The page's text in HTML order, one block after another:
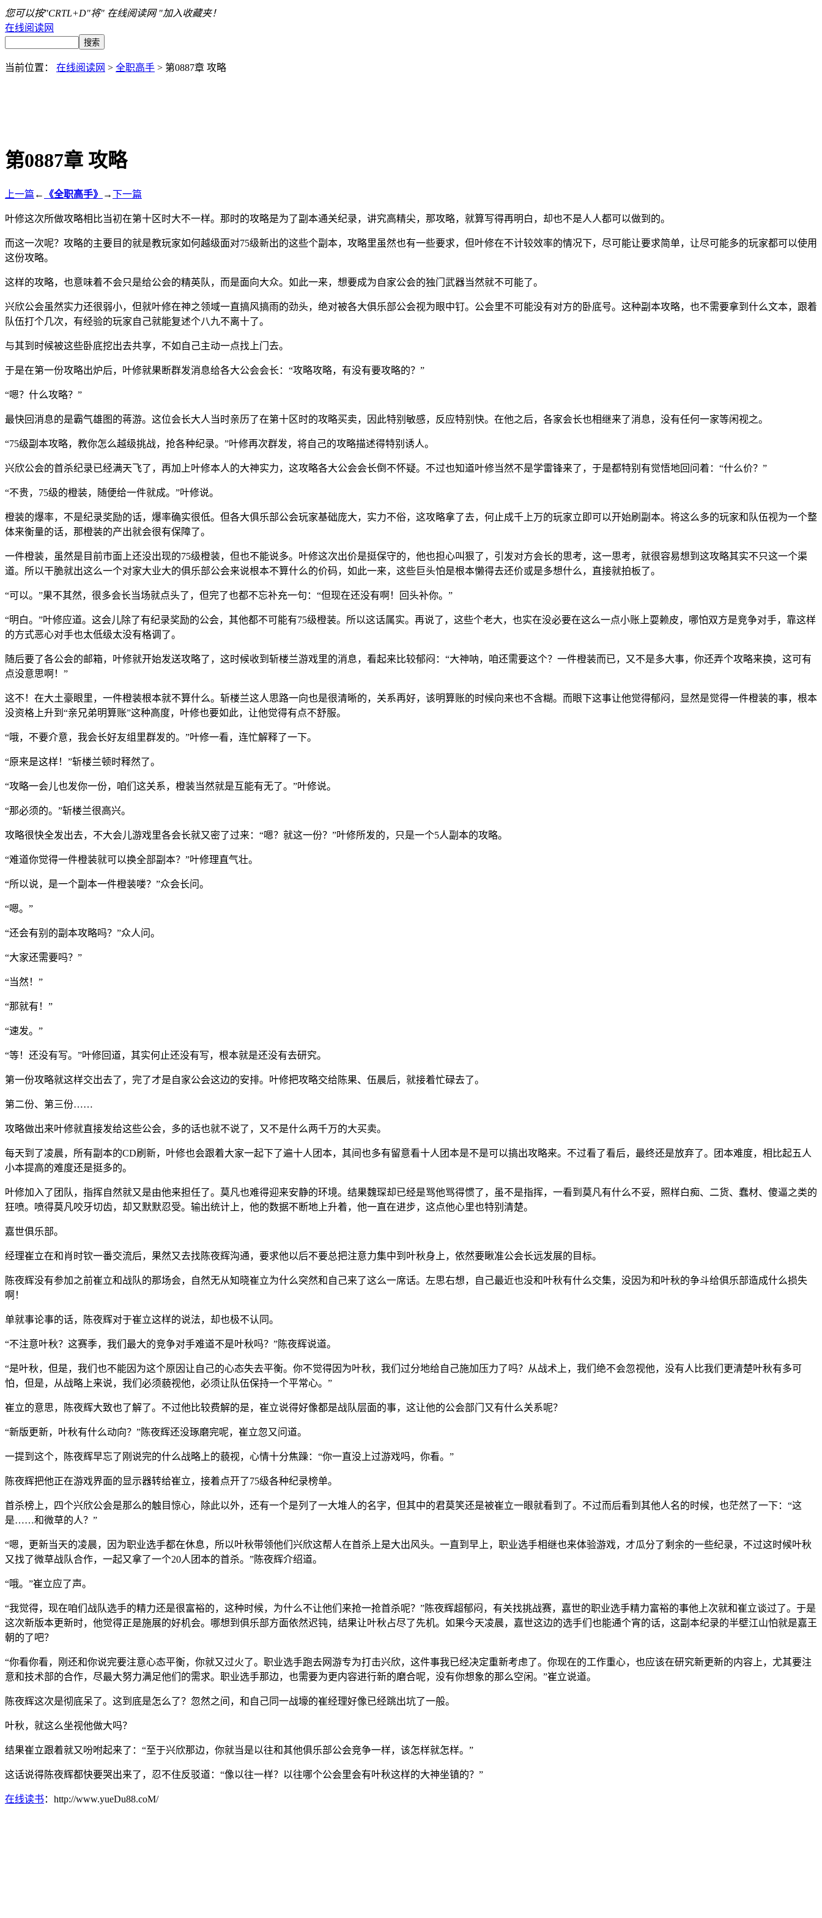
您可以按"CRTL+D"将" 在线阅读网 "加入收藏夹！
在线阅读网
当前位置： 在线阅读网 > 全职高手 > 第0887章 攻略
第0887章 攻略
上一篇 ← 《全职高手》 →下一篇
叶修这次所做攻略相比当初在第十区时大不一样。那时的攻略是为了副本通关纪录，讲究高精尖，那攻略，就算写得再明白，却也不是人人都可以做到的。
而这一次呢？攻略的主要目的就是教玩家如何越级面对75级新出的这些个副本，攻略里虽然也有一些要求，但叶修在不计较效率的情况下，尽可能让要求简单，让尽可能多的玩家都可以使用
这份攻略。
这样的攻略，也意味着不会只是给公会的精英队，而是面向大众。如此一来，想要成为自家公会的独门武器当然就不可能了。
兴欣公会虽然实力还很弱小，但就叶修在神之领域一直搞风搞雨的劲头，绝对被各大俱乐部公会视为眼中钉。公会里不可能没有对方的卧底号。这种副本攻略，也不需要拿到什么文本，跟着
队伍打个几次，有经验的玩家自己就能复述个八九不离十了。
与其到时候被这些卧底挖出去共享，不如自己主动一点找上门去。
于是在第一份攻略出炉后，叶修就果断群发消息给各大公会会长：“攻略攻略，有没有要攻略的？”
“嗯？什么攻略？”
最快回消息的是霸气雄图的蒋游。这位会长大人当时亲历了在第十区时的攻略买卖，因此特别敏感，反应特别快。在他之后，各家会长也相继来了消息，没有任何一家等闲视之。
“75级副本攻略，教你怎么越级挑战，抢各种纪录。”叶修再次群发，将自己的攻略描述得特别诱人。
兴欣公会的首杀纪录已经满天飞了，再加上叶修本人的大神实力，这攻略各大公会会长倒不怀疑。不过也知道叶修当然不是学雷锋来了，于是都特别有觉悟地回问着：“什么价？”
“不贵，75级的橙装，随便给一件就成。”叶修说。
橙装的爆率，不是纪录奖励的话，爆率确实很低。但各大俱乐部公会玩家基础庞大，实力不俗，这攻略拿了去，何止成千上万的玩家立即可以开始刷副本。将这么多的玩家和队伍视为一个整
体来衡量的话，那橙装的产出就会很有保障了。
一件橙装，虽然是目前市面上还没出现的75级橙装，但也不能说多。叶修这次出价是挺保守的，他也担心叫狠了，引发对方会长的思考，这一思考，就很容易想到这攻略其实不只这一个渠
道。所以干脆就出这么一个对家大业大的俱乐部公会来说根本不算什么的价码，如此一来，这些巨头怕是根本懒得去还价或是多想什么，直接就拍板了。
“可以。”果不其然，很多会长当场就点头了，但完了也都不忘补充一句：“但现在还没有啊！回头补你。”
“明白。”叶修应道。这会儿除了有纪录奖励的公会，其他都不可能有75级橙装。所以这话属实。再说了，这些个老大，也实在没必要在这么一点小账上耍赖皮，哪怕双方是竞争对手，靠这样
的方式恶心对手也太低级太没有格调了。
随后要了各公会的邮箱，叶修就开始发送攻略了，这时候收到斩楼兰游戏里的消息，看起来比较郁闷：“大神呐，咱还需要这个？一件橙装而已，又不是多大事，你还弄个攻略来换，这可有
点没意思啊！”
这不！在大土豪眼里，一件橙装根本就不算什么。斩楼兰这人思路一向也是很清晰的，关系再好，该明算账的时候向来也不含糊。而眼下这事让他觉得郁闷，显然是觉得一件橙装的事，根本
没资格上升到“亲兄弟明算账”这种高度，叶修也要如此，让他觉得有点不舒服。
“哦，不要介意，我会长好友组里群发的。”叶修一看，连忙解释了一下。
“原来是这样！”斩楼兰顿时释然了。
“攻略一会儿也发你一份，咱们这关系，橙装当然就是互能有无了。”叶修说。
“那必须的。”斩楼兰很高兴。
攻略很快全发出去，不大会儿游戏里各会长就又密了过来：“嗯？就这一份？”叶修所发的，只是一个5人副本的攻略。
“难道你觉得一件橙装就可以换全部副本？”叶修理直气壮。
“所以说，是一个副本一件橙装喽？”众会长问。
“嗯。”
“还会有别的副本攻略吗？”众人问。
“大家还需要吗？”
“当然！”
“那就有！”
“速发。”
“等！还没有写。”叶修回道，其实何止还没有写，根本就是还没有去研究。
第一份攻略就这样交出去了，完了才是自家公会这边的安排。叶修把攻略交给陈果、伍晨后，就接着忙碌去了。
第二份、第三份……
攻略做出来叶修就直接发给这些公会，多的话也就不说了，又不是什么两千万的大买卖。
每天到了凌晨，所有副本的CD刷新，叶修也会跟着大家一起下了遍十人团本，其间也多有留意看十人团本是不是可以搞出攻略来。不过看了看后，最终还是放弃了。团本难度，相比起五人
小本提高的难度还是挺多的。
叶修加入了团队，指挥自然就又是由他来担任了。莫凡也难得迎来安静的环境。结果魏琛却已经是骂他骂得惯了，虽不是指挥，一看到莫凡有什么不妥，照样白痴、二货、蠢材、傻逼之类的
狂喷。喷得莫凡咬牙切齿，却又默默忍受。输出统计上，他的数据不断地上升着，他一直在进步，这点他心里也特别清楚。
嘉世俱乐部。
经理崔立在和肖时钦一番交流后，果然又去找陈夜辉沟通，要求他以后不要总把注意力集中到叶秋身上，依然要瞅准公会长远发展的目标。
陈夜辉没有参加之前崔立和战队的那场会，自然无从知晓崔立为什么突然和自己来了这么一席话。左思右想，自己最近也没和叶秋有什么交集，没因为和叶秋的争斗给俱乐部造成什么损失
啊！
单就事论事的话，陈夜辉对于崔立这样的说法，却也极不认同。
“不注意叶秋？这赛季，我们最大的竞争对手难道不是叶秋吗？”陈夜辉说道。
“是叶秋，但是，我们也不能因为这个原因让自己的心态失去平衡。你不觉得因为叶秋，我们过分地给自己施加压力了吗？从战术上，我们绝不会忽视他，没有人比我们更清楚叶秋有多可
怕，但是，从战略上来说，我们必须藐视他，必须让队伍保持一个平常心。”
崔立的意思，陈夜辉大致也了解了。不过他比较费解的是，崔立说得好像都是战队层面的事，这让他的公会部门又有什么关系呢？
“新版更新，叶秋有什么动向？”陈夜辉还没琢磨完呢，崔立忽又问道。
一提到这个，陈夜辉早忘了刚说完的什么战略上的藐视，心情十分焦躁：“你一直没上过游戏吗，你看。”
陈夜辉把他正在游戏界面的显示器转给崔立，接着点开了75级各种纪录榜单。
首杀榜上，四个兴欣公会是那么的触目惊心，除此以外，还有一个是列了一大堆人的名字，但其中的君莫笑还是被崔立一眼就看到了。不过而后看到其他人名的时候，也茫然了一下：“这
是……和微草的人？”
“嗯，更新当天的凌晨，因为职业选手都在休息，所以叶秋带领他们兴欣这帮人在首杀上是大出风头。一直到早上，职业选手相继也来体验游戏，才瓜分了剩余的一些纪录，不过这时候叶秋
又找了微草战队合作，一起又拿了一个20人团本的首杀。”陈夜辉介绍道。
“哦。”崔立应了声。
“我觉得，现在咱们战队选手的精力还是很富裕的，这种时候，为什么不让他们来抢一抢首杀呢？”陈夜辉超郁闷，有关找挑战赛，嘉世的职业选手精力富裕的事他上次就和崔立谈过了。于是
这次新版本更新时，他觉得正是施展的好机会。哪想到俱乐部方面依然迟钝，结果让叶秋占尽了先机。如果今天凌晨，嘉世这边的选手们也能通个宵的话，这副本纪录的半壁江山怕就是嘉王
朝的了吧？
“你看你看，刚还和你说完要注意心态平衡，你就又过火了。职业选手跑去网游专为打击兴欣，这件事我已经决定重新考虑了。你现在的工作重心，也应该在研究新更新的内容上，尤其要注
意和技术部的合作，尽最大努力满足他们的需求。职业选手那边，也需要为更内容进行新的磨合呢，没有你想象的那么空闲。”崔立说道。
陈夜辉这次是彻底呆了。这到底是怎么了？忽然之间，和自己同一战壕的崔经理好像已经跳出坑了一般。
叶秋，就这么坐视他做大吗？
结果崔立跟着就又吩咐起来了：“至于兴欣那边，你就当是以往和其他俱乐部公会竞争一样，该怎样就怎样。”
这话说得陈夜辉都快要哭出来了，忍不住反驳道：“像以往一样？以往哪个公会里会有叶秋这样的大神坐镇的？”
在线读书 ：http://www.yueDu88.coM/